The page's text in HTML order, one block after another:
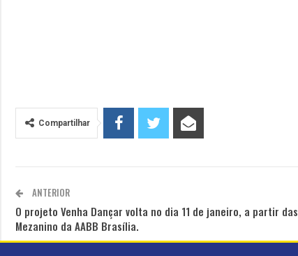
Compartilhar
ANTERIOR
O projeto Venha Dançar volta no dia 11 de janeiro, a partir
Mezanino da AABB Brasília.